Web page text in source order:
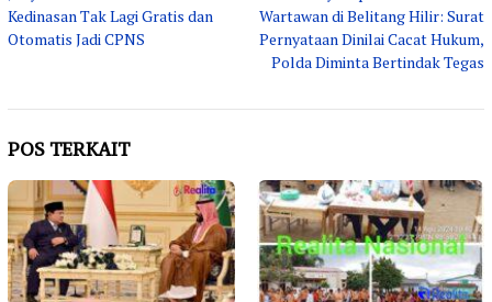
Kedinasan Tak Lagi Gratis dan
Otomatis Jadi CPNS
Wartawan di Belitang Hilir: Surat
Pernyataan Dinilai Cacat Hukum,
Polda Diminta Bertindak Tegas
POS TERKAIT